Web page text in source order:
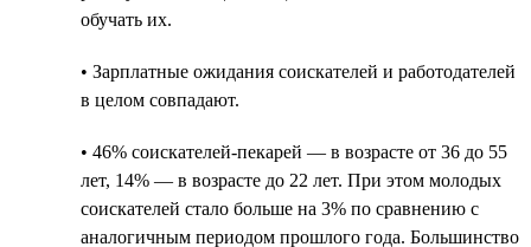
обучать их.
• Зарплатные ожидания соискателей и работодателей
в целом совпадают.
• 46% соискателей-пекарей — в возрасте от 36 до 55
лет, 14% — в возрасте до 22 лет. При этом молодых
соискателей стало больше на 3% по сравнению с
аналогичным периодом прошлого года. Большинство